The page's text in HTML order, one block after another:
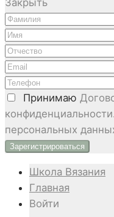
Принимаю
персональных
Школа Вязания
Главная
Войти